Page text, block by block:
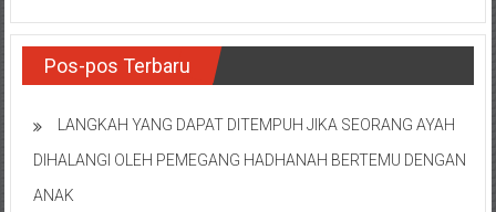
Kalimantan
Selatan/
Barat/
Terdekat
Pos-pos Terbaru
LANGKAH YANG DAPAT DITEMPUH JIKA SEORANG AYAH
DIHALANGI OLEH PEMEGANG HADHANAH BERTEMU DENGAN
ANAK